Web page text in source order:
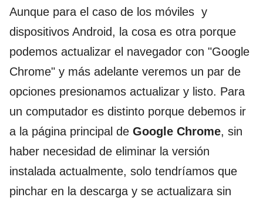
Aunque para el caso de los móviles y
dispositivos Android, la cosa es otra porque
podemos actualizar el navegador con "Google
Chrome" y más adelante veremos un par de
opciones presionamos actualizar y listo. Para
un computador es distinto porque debemos ir
a la página principal de Google Chrome, sin
haber necesidad de eliminar la versión
instalada actualmente, solo tendríamos que
pinchar en la descarga y se actualizara sin